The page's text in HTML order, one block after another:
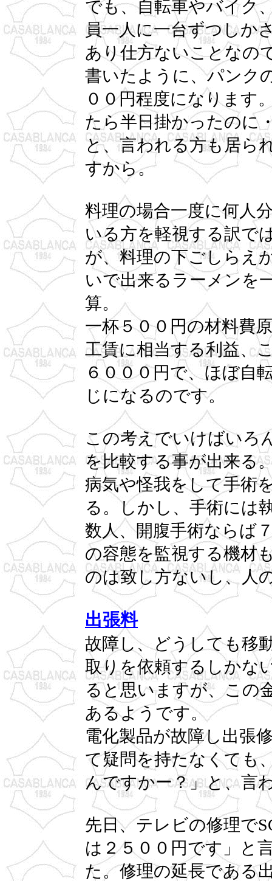
でも、自転車やバイク
員一人に一台ずつしか
あり仕方ないことなの
書いたように、パンク
００円程度になります
たら半日掛かったのに
と、言われる方も居ら
すから。
料理の場合一度に何人
いる方を軽視する訳で
が、料理の下ごしらえ
いで出来るラーメンを
算。
一杯５００円の材料費
工賃に相当する利益、
６０００円で、ほぼ自
じになるのです。
この考えでいけばいろ
を比較する事が出来る
病気や怪我をして手術
る。しかし、手術には
数人、開腹手術ならば
の容態を監視する機材
のは致し方ないし、人
出張料
故障し、どうしても移
取りを依頼するしかな
ると思いますが、この
あるようです。
電化製品が故障し出張
て疑問を持たなくても
んですかー？」と、言
先日、テレビの修理で
は２５００円です」と
た。修理の延長である